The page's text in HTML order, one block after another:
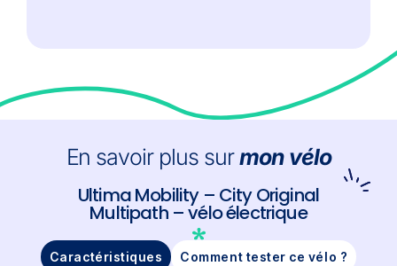
En savoir plus surmon vélo
Ultima Mobility – City Original
Multipath – vélo électrique
Caractéristiques Comment tester ce vélo ?